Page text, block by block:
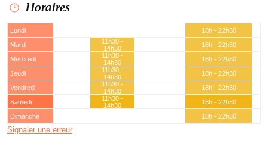
Horaires
Lundi
18h - 22h30
Mardi
11h30 -
14h30
18h - 22h30
Mercredi
11h30 -
14h30
18h - 22h30
Jeudi
11h30 -
14h30
18h - 22h30
Vendredi
11h30 -
14h30
18h - 22h30
Samedi
11h30 -
14h30
18h - 22h30
Dimanche
18h - 22h30
Signaler une erreur